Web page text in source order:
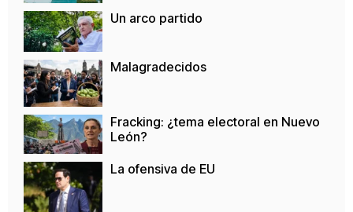
Un arco partido
Malagradecidos
Fracking: ¿tema electoral en Nuevo
León?
La ofensiva de EU